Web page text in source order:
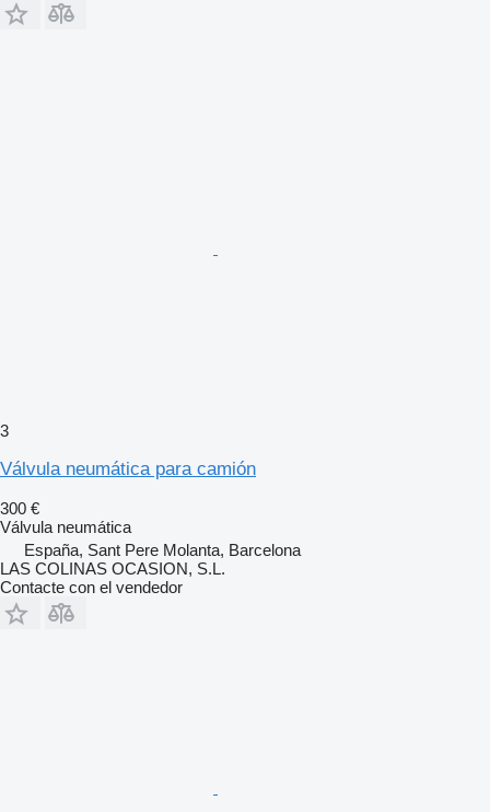
3
Válvula neumática para camión
300 €
Válvula neumática
España, Sant Pere Molanta, Barcelona
LAS COLINAS OCASION, S.L.
Contacte con el vendedor